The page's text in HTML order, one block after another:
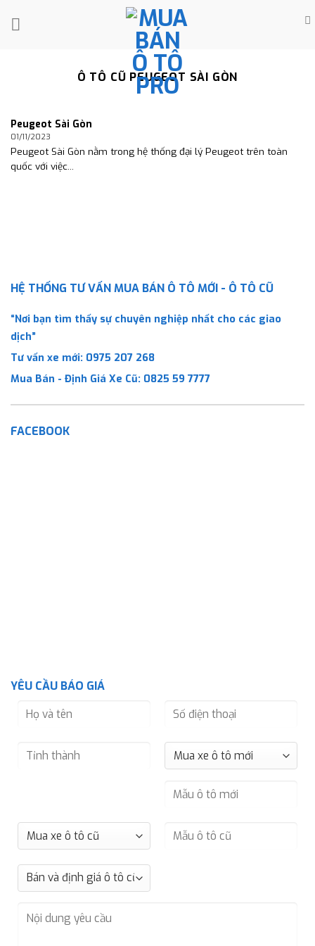
Ô TÔ CŨ PEUGEOT SÀI GÒN
Peugeot Sài Gòn
01/11/2023
Peugeot Sài Gòn nằm trong hệ thống đại lý Peugeot trên toàn
quốc với việc...
HỆ THỐNG TƯ VẤN MUA BÁN Ô TÔ MỚI - Ô TÔ CŨ
“Nơi bạn tìm thấy sự chuyên nghiệp nhất cho các giao
dịch”
Tư vấn xe mới: 0975 207 268
Mua Bán - Định Giá Xe Cũ: 0825 59 7777
FACEBOOK
YÊU CẦU BÁO GIÁ